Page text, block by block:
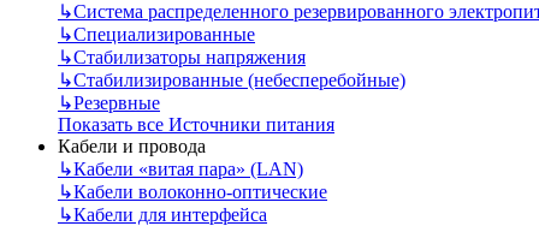
↳Система распределенного резервированного
↳Специализированные
↳Стабилизаторы напряжения
↳Стабилизированные (небесперебойные)
↳Резервные
Показать все Источники питания
Кабели и провода
↳Кабели «витая пара» (LAN)
↳Кабели волоконно-оптические
↳Кабели для интерфейса